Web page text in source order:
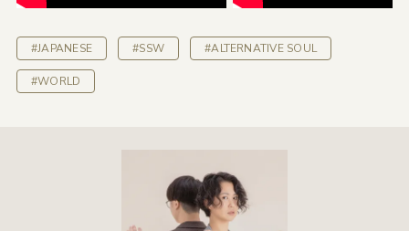
#JAPANESE #SSW #ALTERNATIVE SOUL
#WORLD